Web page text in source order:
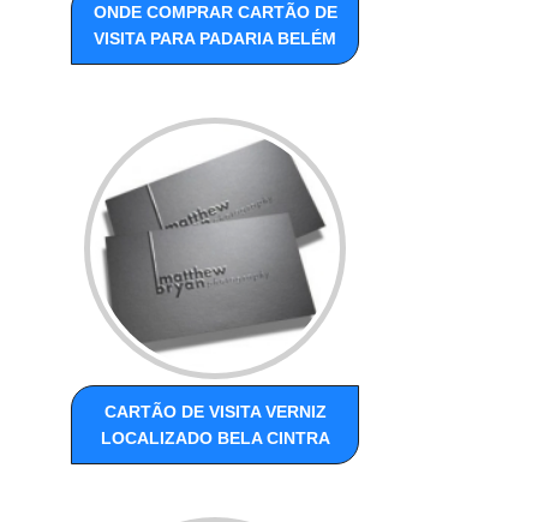
ONDE COMPRAR CARTÃO DE
VISITA PARA PADARIA BELÉM
CARTÃO DE VISITA VERNIZ
LOCALIZADO BELA CINTRA